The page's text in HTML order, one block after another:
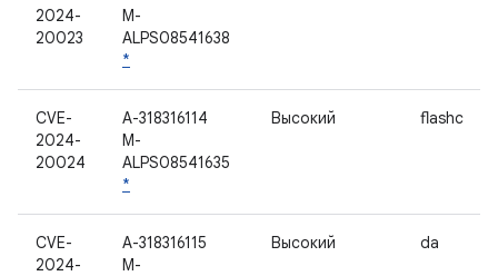
2024-
20023
M-
ALPS08541638
*
CVE-
2024-
20024
A-318316114
M-
ALPS08541635
*
Высокий flashc
CVE-
2024-
A-318316115
M-
Высокий da